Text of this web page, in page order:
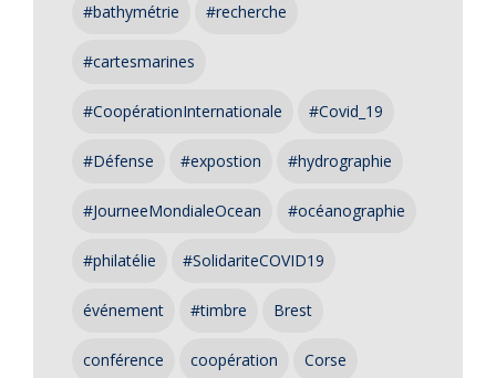
#bathymétrie #recherche
#cartesmarines
#CoopérationInternationale #Covid_19
#Défense #expostion #hydrographie
#JourneeMondialeOcean #océanographie
#philatélie #SolidariteCOVID19
événement #timbre Brest
conférence coopération Corse